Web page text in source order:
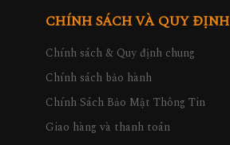
CHÍNH SÁCH VÀ QUY ĐỊNH
Chính sách & Quy định chung
Chính sách bảo hành
Chính Sách Bảo Mật Thông Tin
Giao hàng và thanh toán